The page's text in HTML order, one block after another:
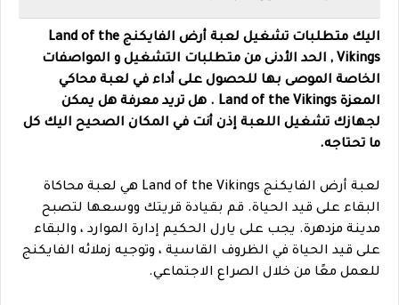
اليك متطلبات تشغيل لعبة أرض الفايكنج Land of the
Vikings , الحد الأدنى من متطلبات التشغيل و المواصفات
الخاصة الموصى بها للحصول على أداء في لعبة محاكي
المعزة Land of the Vikings . هل تريد معرفة هل يمكن
لجهازك تشغيل اللعبة إذن أنت في المكان الصحيح اليك كل
ما تحتاجه.
لعبة أرض الفايكنج Land of the Vikings هي لعبة محاكاة
البقاء على قيد الحياة. قم بقيادة قريتك ووسعها لتصبح
مدينة مزدهرة. يجب على يارل الحكيم إدارة الموارد ، والبقاء
على قيد الحياة في الظروف القاسية ، وتوجيه زملائه الفايكنج
للعمل معًا من خلال الصراع الاجتماعي.